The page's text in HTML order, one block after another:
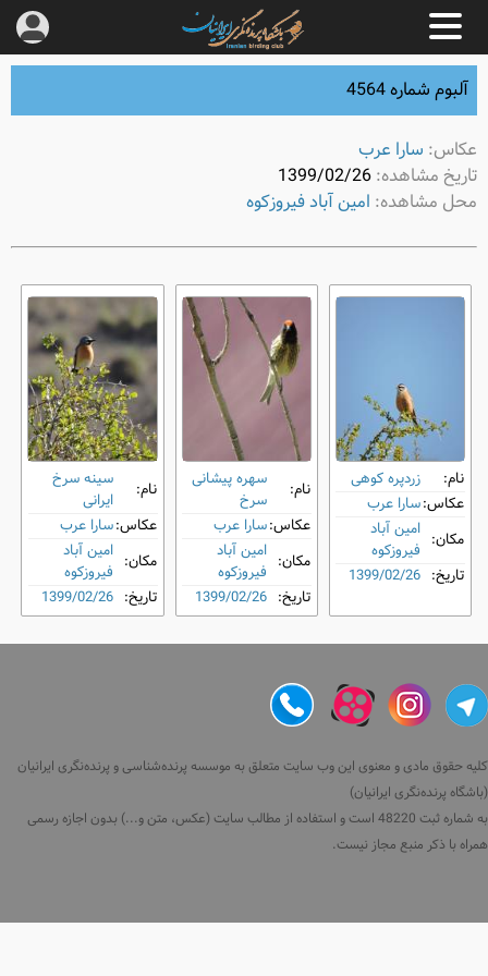
آلبوم شماره 4564
عکاس: سارا عرب
تاریخ مشاهده:1399/02/26
محل مشاهده: امین آباد فیروزکوه
نام:
زردپره کوهی
عکاس:سارا عرب
مکان: امین آباد
فیروزکوه
تاریخ: 1399/02/26
نام:
سهره پیشانی‌
سرخ
عکاس:سارا عرب
مکان: امین آباد
فیروزکوه
تاریخ: 1399/02/26
نام:
سینه ‌سرخ
ایرانی
عکاس:سارا عرب
مکان: امین آباد
فیروزکوه
تاریخ: 1399/02/26
کلیه حقوق مادی و معنوی این وب سایت متعلق به موسسه پرنده‌شناسی و پرنده‌نگری ایرانیان
(باشگاه پرنده‌نگری ایرانیان)
به شماره ثبت 48220 است و استفاده از مطالب سایت (عکس، متن و...) بدون اجازه رسمی
همراه با ذکر منبع مجاز نیست.